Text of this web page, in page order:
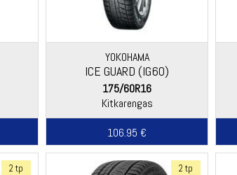
YOKOHAMA
ICE GUARD (IG60)
175/60R16
Kitkarengas
106.95 €
2 tp 2 tp